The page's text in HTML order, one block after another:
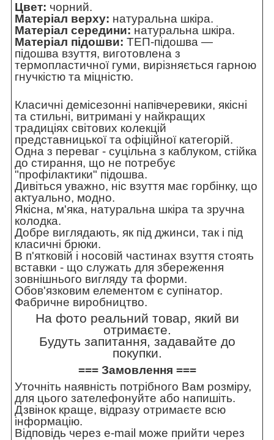
Цвет: чорний.
Матеріал верху: натуральна шкіра.
Матеріал середини: натуральна шкіра.
Матеріал підошви: ТЕП-підошва —
підошва взуття, виготовлена з
термопластичної гуми, вирізняється гарною
гнучкістю та міцністю.
Класичні демісезонні напівчеревики, якісні
та стильні, витримані у найкращих
традиціях світових колекцій
представницької та офіційної категорій.
Одна з переваг - суцільна з каблуком, стійка
до стирання, що не потребує
"профілактики" підошва.
Дивіться уважно, ніс взуття має горбінку, що
актуально, модно.
Якісна, м'яка, натуральна шкіра та зручна
колодка.
Добре виглядають, як під джинси, так і під
класичні брюки.
В п'ятковій і носовій частинах взуття стоять
вставки - що служать для збереження
зовнішнього вигляду та форми.
Обов'язковим елементом є супінатор.
Фабричне виробництво.
На фото реальний товар, який ви
отримаєте.
Будуть запитання, задавайте до
покупки.
=== Замовлення ===
Уточніть наявність потрібного Вам розміру,
для цього зателефонуйте або напишіть.
Дзвінок краще, відразу отримаєте всю
інформацію.
Відповідь через e-mail може прийти через